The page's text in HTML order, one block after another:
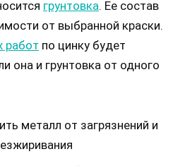
грунтовка. Ее состав
от выбранной краски.
работ по цинку будет
она и грунтовка от одного